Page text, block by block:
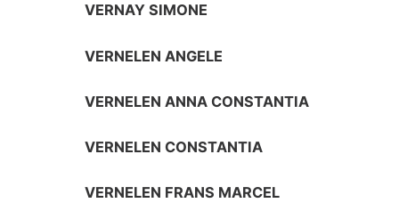
VERNAY SIMONE
VERNELEN ANGELE
VERNELEN ANNA CONSTANTIA
VERNELEN CONSTANTIA
VERNELEN FRANS MARCEL